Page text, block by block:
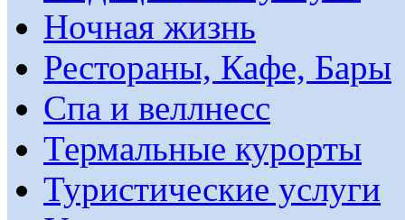
Ночная жизнь
Рестораны, Кафе, Бары
Спа и веллнесс
Термальные курорты
Туристические услуги